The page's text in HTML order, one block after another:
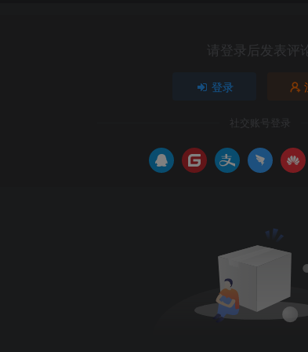
请登录后发表评
登录
社交账号登录